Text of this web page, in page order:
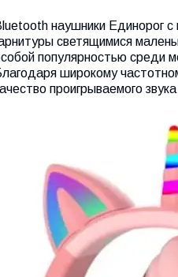
наушники Единорог
светящимися
популярностью среди
широкому
проигрываемого